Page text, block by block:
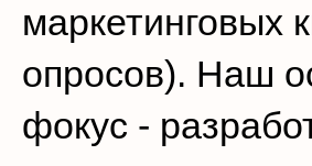
маркетинговых
опросов). Наш
фокус -